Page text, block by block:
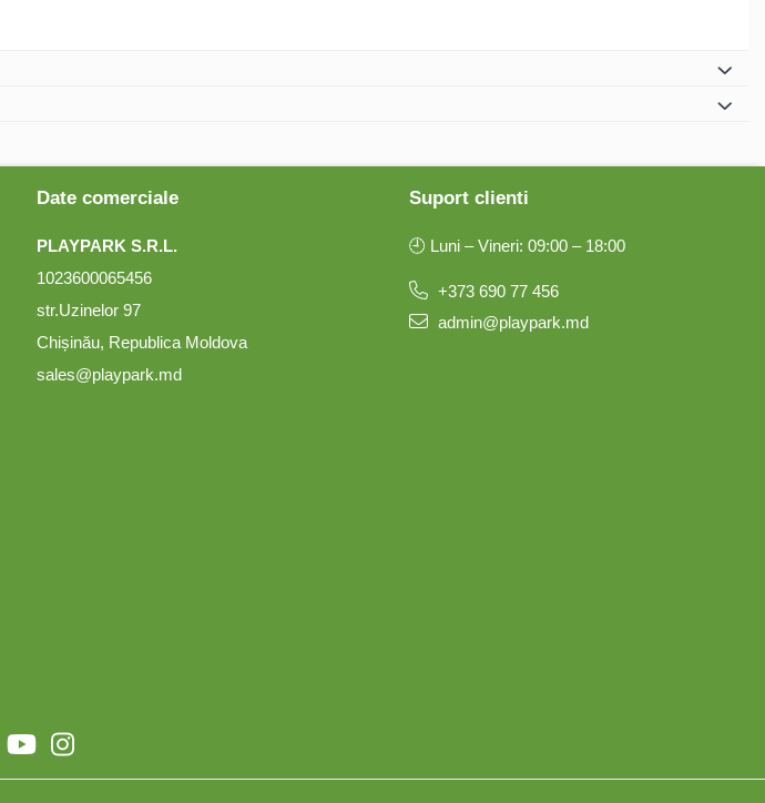
Date comerciale
PLAYPARK S.R.L.
1023600065456
str.Uzinelor 97
Chișinău, Republica Moldova
sales@playpark.md
Suport clienti
🕘 Luni – Vineri: 09:00 – 18:00
+373 690 77 456
admin@playpark.md